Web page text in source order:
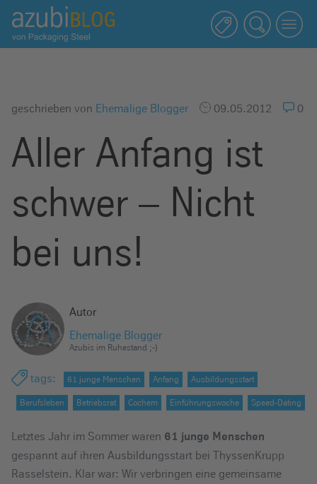
A
z
u
b
g
a
s
s
e
geschrieben von Ehemalige Blogger 09.05.2012 0
Aller Anfang ist
schwer – Nicht
bei uns!
Autor
Ehemalige Blogger
Azubis im Ruhestand ;-)
tags: 61 junge Menschen Anfang Ausbildungsstart
Berufsleben Betriebsrat Cochem Einführungswoche Speed-Dating
Letztes Jahr im Sommer waren 61 junge Menschen
gespannt auf ihren Ausbildungsstart bei ThyssenKrupp
Rasselstein. Klar war: Wir verbringen eine gemeinsame